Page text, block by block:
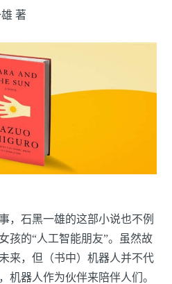
著
，石黑一雄的这部小说也不例
孩的“人工智能朋友”。虽然故
来，但（书中）机器人并不代
机器人作为伙伴来陪伴人们。